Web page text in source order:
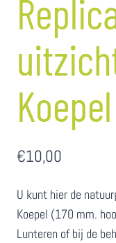
€10,00
U kunt hier de
Koepel (170 mm.
Lunteren of bij de